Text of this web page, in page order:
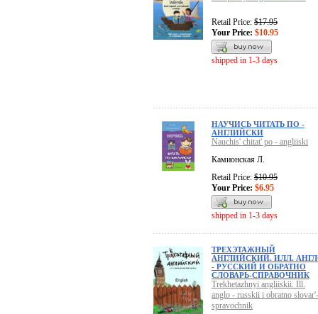
Retail Price: $17.95
Your Price: $10.95
shipped in 1-3 days
НАУЧИСЬ ЧИТАТЬ ПО -
АНГЛИЙСКИ
Nauchis' chitat' po - angliiski
Камионская Л.
Retail Price: $10.95
Your Price: $6.95
shipped in 1-3 days
ТРЕХЭТАЖНЫЙ
АНГЛИЙСКИЙ. ИЛЛ.
- РУССКИЙ И ОБРАТНО
СЛОВАРЬ-СПРАВОЧНИК
Trekhetazhnyi angliiskii. Ill.
anglo - russkii i obratno slovar'-
spravochnik